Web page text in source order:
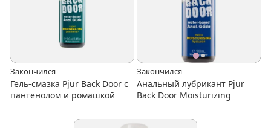
Закончился
Гель-смазка Pjur Back Door с
пантенолом и ромашкой
Закончился
Анальный лубрикант Pjur
Back Door Moisturizing